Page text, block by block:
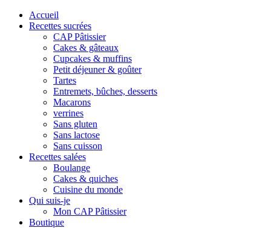
Accueil
Recettes sucrées
CAP Pâtissier
Cakes & gâteaux
Cupcakes & muffins
Petit déjeuner & goûter
Tartes
Entremets, bûches, desserts
Macarons
verrines
Sans gluten
Sans lactose
Sans cuisson
Recettes salées
Boulange
Cakes & quiches
Cuisine du monde
Qui suis-je
Mon CAP Pâtissier
Boutique